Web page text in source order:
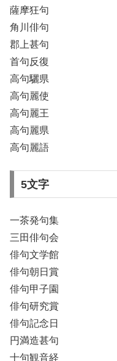
薩摩狂句
角川俳句
郡上甚句
首句反復
高句驪県
高句麗使
高句麗王
高句麗県
高句麗語
5文字
一茶発句集
三田俳句会
俳句文学館
俳句朝日賞
俳句甲子園
俳句研究賞
俳句記念日
円満造甚句
十句観音経